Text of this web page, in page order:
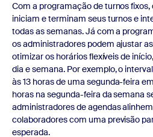
Com a programação de turnos
iniciam e terminam seus turnos e
todas as semanas. Já com a
os administradores podem ajustar
otimizar os horários flexíveis de
dia e semana. Por exemplo, o
às 13 horas de uma segunda-feira
horas na segunda-feira da semana
administradores de agendas
colaboradores com uma previsão
esperada.